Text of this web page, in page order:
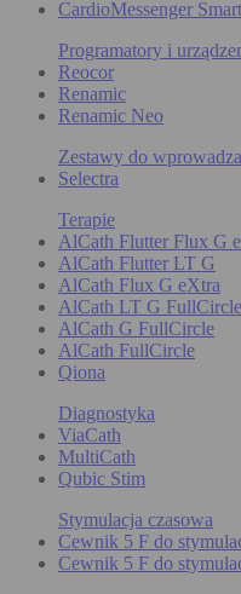
CardioMessenger Smart
Programatory i
Reocor
Renamic
Renamic Neo
Zestawy do
Selectra
Terapie
AlCath Flutter Flux G
AlCath Flutter LT G
AlCath Flux G eXtra
AlCath LT G FullCircle
AlCath G FullCircle
AlCath FullCircle
Qiona
Diagnostyka
ViaCath
MultiCath
Qubic Stim
Stymulacja czasowa
Cewnik 5 F do
Cewnik 5 F do